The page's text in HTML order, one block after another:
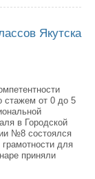
Якутска
стажем от 0 до 5
в Городской
№8 состоялся
для
приняли